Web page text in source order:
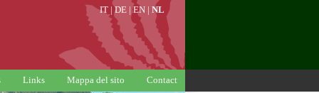
IT |DE |EN | NL
Links Mappa del sito Contact